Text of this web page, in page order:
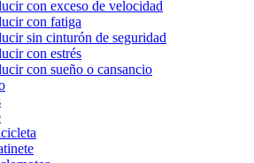
con exceso de velocidad
con fatiga
sin cinturón de seguridad
con estrés
con sueño o cansancio